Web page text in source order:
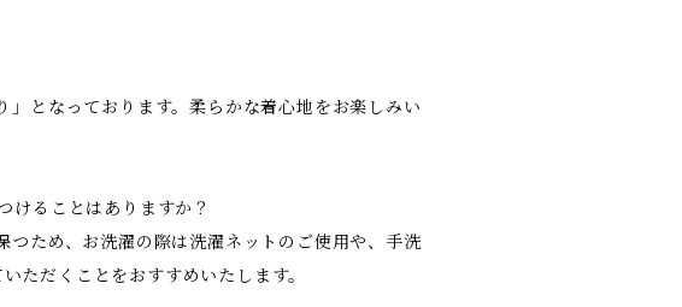
となっております。柔らかな着心地をお楽しみい
けることはありますか？
つため、お洗濯の際は洗濯ネットのご使用や、手洗
ただくことをおすすめいたします。